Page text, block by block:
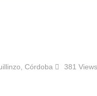
Córdoba 381 Views